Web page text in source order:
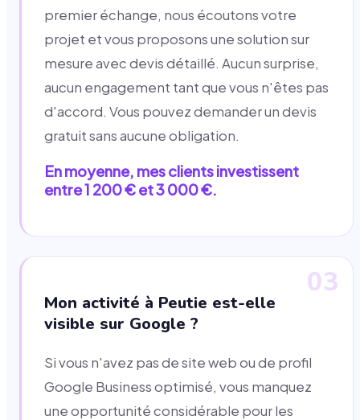
premier échange, nous écoutons votre
projet et vous proposons une solution sur
mesure avec devis détaillé. Aucun surprise,
aucun engagement tant que vous n'êtes pas
d'accord. Vous pouvez demander un devis
gratuit sans aucune obligation.
En moyenne, mes clients investissent
entre 1 200 € et 3 000 €.
03
Mon activité à Peutie est-elle
visible sur Google ?
Si vous n'avez pas de site web ou de profil
Google Business optimisé, vous manquez
une opportunité considérable pour les